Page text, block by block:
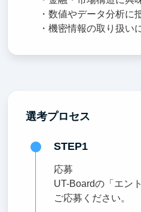
・数値やデータ分析に
・機密情報の取り扱い
選考プロセス
STEP1
応募
UT-Boardの「エン
ご応募ください。